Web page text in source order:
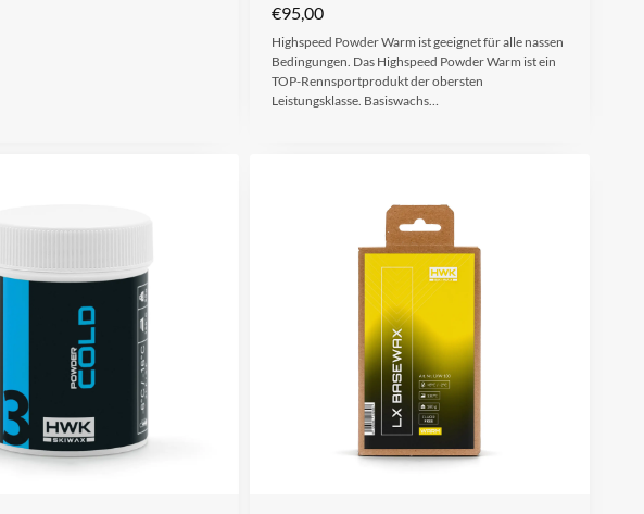
€95,00
Highspeed Powder Warm ist geeignet für alle nassen
Bedingungen. Das Highspeed Powder Warm ist ein
TOP-Rennsportprodukt der obersten
Leistungsklasse. Basiswachs…